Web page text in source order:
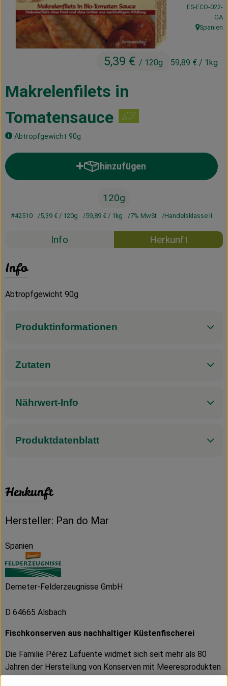
Kühltheke
Vorratskammer
Über uns
Lieferservice
Blog
Makrelenfilets in
Tomatensauce
Abtropfgewicht 90g
5,39 € / 120g 59,89 € / 1kg
,ES-ECO-022-
GA
, Herkunft:
Spanien
hinzufügen
Produkt zum Warenkorb
120g
#42510 5,39 € / 120g 59,89 € / 1kg 7% MwSt Handelsklasse II
Info Herkunft
Info
Abtropfgewicht 90g
Produktinformationen
Zutaten
Nährwert-Info
Produktdatenblatt
Herkunft
Hersteller: Pan do Mar
Spanien
Demeter-Felderzeugnisse GmbH
D 64665 Alsbach
Fischkonserven aus nachhaltiger Küstenfischerei
Die Familie Pérez Lafuente widmet sich seit mehr als 80
Jahren der Herstellung von Konserven mit Meeresprodukten